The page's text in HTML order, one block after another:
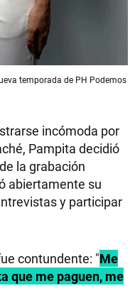
temporada de PH Podemos
incómoda por
Pampita decidió
la grabación
abiertamente su
y participar
contundente: "Me
que me paguen, me